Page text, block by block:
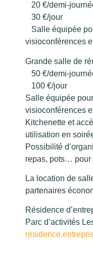
20 €/demi-
30 €/jour
Salle équipée
visioconférences
Grande salle de
50 €/demi-
100 €/jour
Salle équipée
visioconférences
Kitchenette et
utilisation en
Possibilité
repas, pots… pour
La location de
partenaires
Résidence
Parc d’activités